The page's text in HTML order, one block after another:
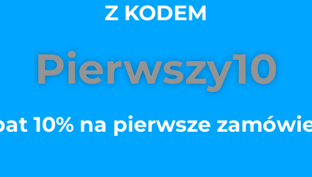
Z KODEM
Pierwszy10
10% na pierwsze